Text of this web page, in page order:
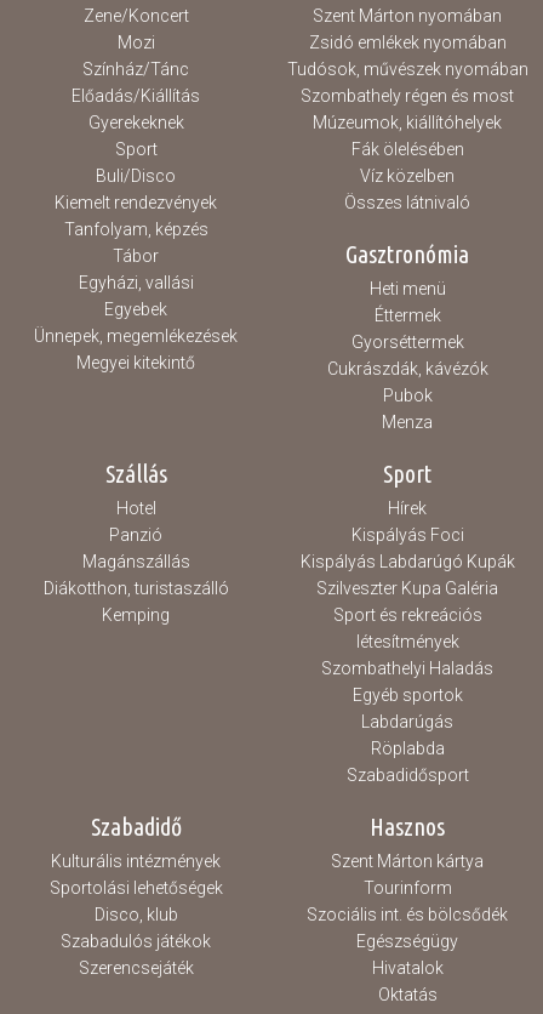
Zene/Koncert
Mozi
Színház/Tánc
Előadás/Kiállítás
Gyerekeknek
Sport
Buli/Disco
Kiemelt rendezvények
Tanfolyam, képzés
Tábor
Egyházi, vallási
Egyebek
Ünnepek, megemlékezések
Megyei kitekintő
Szent Márton nyomában
Zsidó emlékek nyomában
Tudósok, művészek nyomában
Szombathely régen és most
Múzeumok, kiállítóhelyek
Fák ölelésében
Víz közelben
Összes látnivaló
Gasztronómia
Heti menü
Éttermek
Gyorséttermek
Cukrászdák, kávézók
Pubok
Menza
Szállás
Hotel
Panzió
Magánszállás
Diákotthon, turistaszálló
Kemping
Sport
Hírek
Kispályás Foci
Kispályás Labdarúgó Kupák
Szilveszter Kupa Galéria
Sport és rekreációs
létesítmények
Szombathelyi Haladás
Egyéb sportok
Labdarúgás
Röplabda
Szabadidősport
Szabadidő
Kulturális intézmények
Sportolási lehetőségek
Disco, klub
Szabadulós játékok
Szerencsejáték
Hasznos
Szent Márton kártya
Tourinform
Szociális int. és bölcsődék
Egészségügy
Hivatalok
Oktatás